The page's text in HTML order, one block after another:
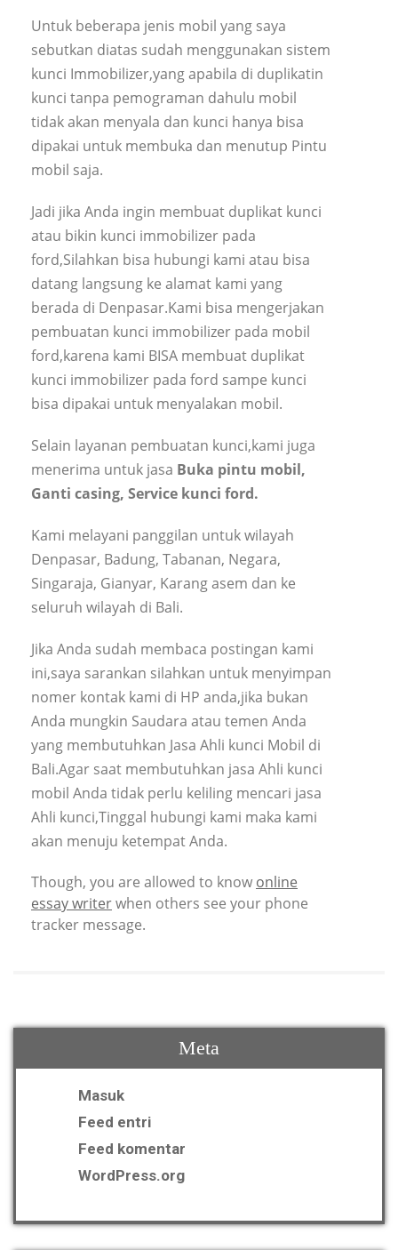
Untuk beberapa jenis mobil yang saya
sebutkan diatas sudah menggunakan sistem
kunci Immobilizer,yang apabila di duplikatin
kunci tanpa pemograman dahulu mobil
tidak akan menyala dan kunci hanya bisa
dipakai untuk membuka dan menutup Pintu
mobil saja.
Jadi jika Anda ingin membuat duplikat kunci
atau bikin kunci immobilizer pada
ford,Silahkan bisa hubungi kami atau bisa
datang langsung ke alamat kami yang
berada di Denpasar.Kami bisa mengerjakan
pembuatan kunci immobilizer pada mobil
ford,karena kami BISA membuat duplikat
kunci immobilizer pada ford sampe kunci
bisa dipakai untuk menyalakan mobil.
Selain layanan pembuatan kunci,kami juga
menerima untuk jasa Buka pintu mobil,
Ganti casing, Service kunci ford.
Kami melayani panggilan untuk wilayah
Denpasar, Badung, Tabanan, Negara,
Singaraja, Gianyar, Karang asem dan ke
seluruh wilayah di Bali.
Jika Anda sudah membaca postingan kami
ini,saya sarankan silahkan untuk menyimpan
nomer kontak kami di HP anda,jika bukan
Anda mungkin Saudara atau temen Anda
yang membutuhkan Jasa Ahli kunci Mobil di
Bali.Agar saat membutuhkan jasa Ahli kunci
mobil Anda tidak perlu keliling mencari jasa
Ahli kunci,Tinggal hubungi kami maka kami
akan menuju ketempat Anda.
Though, you are allowed to know online
essay writerwhen others see your phone
tracker message.
Meta
Masuk
Feed entri
Feed komentar
WordPress.org